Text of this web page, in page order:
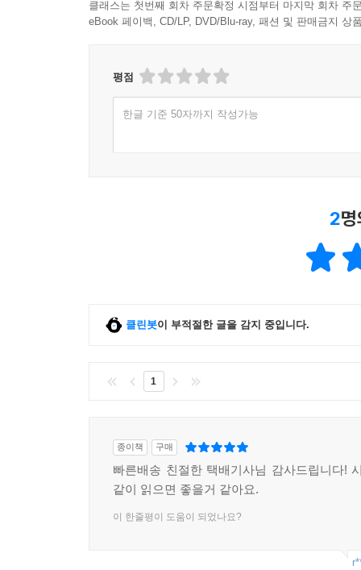
많은 사람들이 앞으로 기계가 인간의 일자리를
동안 기술은 과거의 일자리를 없애는 동시에 새로
정부나 기업은 이제 새로운 변화를 제대로 이해해
수 있다. 1997년 1천만 달러 상당의 슈퍼컴퓨터
컴퓨터는 방대한 수를 엄청나게 빠른 속도로 계
창출될 것이다. 현재의 기기, 업무 그리고 유통채
(query, 정보 검색을 위해 설계된 전용 언어)
화합물을 내놓을 수 있게 되었고, 독성 부산물을
영향력을 행사하고 있다. 에너지 산업에서 케마
반응 실험과 생산물에 기반한 산업 분야이기 때
줄어든 플라스틱을 만들어내면 소비자의 관심
클래스는 첫번째 회차 주문확정 시점부터 마지막 회차 주
eBook 페이백, CD/LP, DVD/Blu-ray, 패션 및 판매금지 상
평점
한글 기준 50자까지 작성가능
2
클린봇이 부적절한 글을 감지 중입니다.
1
종이책 구매
빠른배송 친절한 택배기사님 감사드립니다!
같이 읽으면 좋을거 같아요.
이 한줄평이 도움이 되었나요?